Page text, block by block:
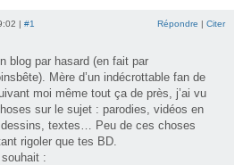
| #1 Répondre | Citer
blog par hasard (en fait par
Mère d’un indécrottable fan de
moi même tout ça de près, j’ai vu
sur le sujet : parodies, vidéos en
textes… Peu de ces choses
rigoler que tes BD.
souhait :